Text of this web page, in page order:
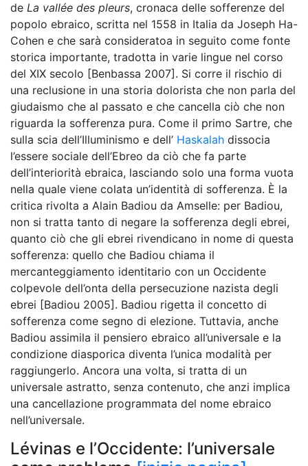
de La vallée des pleurs, cronaca delle sofferenze del
popolo ebraico, scritta nel 1558 in Italia da Joseph Ha-
Cohen e che sarà consideratoa in seguito come fonte
storica importante, tradotta in varie lingue nel corso
del XIX secolo [Benbassa 2007]. Si corre il rischio di
una reclusione in una storia dolorista che non parla del
giudaismo che al passato e che cancella ciò che non
riguarda la sofferenza pura. Come il primo Sartre, che
sulla scia dell’Illuminismo e dell’ Haskalah dissocia
l’essere sociale dell’Ebreo da ciò che fa parte
dell’interiorità ebraica, lasciando solo una forma vuota
nella quale viene colata un’identità di sofferenza. È la
critica rivolta a Alain Badiou da Amselle: per Badiou,
non si tratta tanto di negare la sofferenza degli ebrei,
quanto ciò che gli ebrei rivendicano in nome di questa
sofferenza: quello che Badiou chiama il
mercanteggiamento identitario con un Occidente
colpevole dell’onta della persecuzione nazista degli
ebrei [Badiou 2005]. Badiou rigetta il concetto di
sofferenza come segno di elezione. Tuttavia, anche
Badiou assimila il pensiero ebraico all’universale e la
condizione diasporica diventa l’unica modalità per
raggiungerlo. Ancora una volta, si tratta di un
universale astratto, senza contenuto, che anzi implica
una cancellazione programmata del nome ebraico
nell’universale.
Lévinas e l’Occidente: l’universale